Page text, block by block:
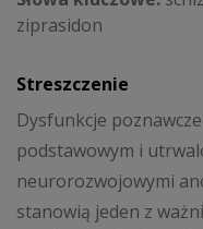
ziprasidon
Streszczenie
Dysfunkcje
podstawowym i
neurorozwojowymi
stanowią jeden z